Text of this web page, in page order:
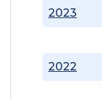
2022
2023